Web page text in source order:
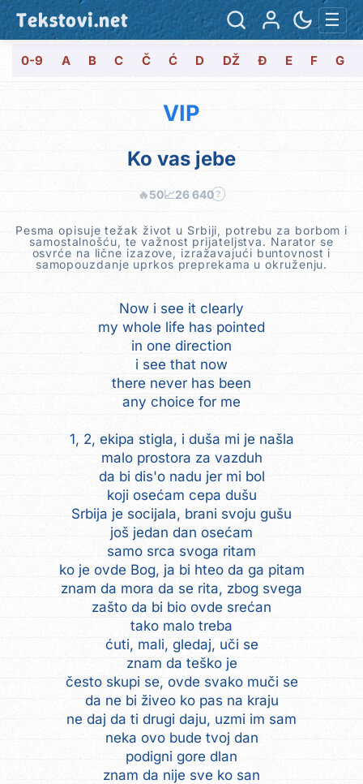
Tekstovi.net ☰
0-9 A B C Č Ć D DŽ Đ E F G
VIP
Ko vas jebe
🔥50📈26 640 ?
Pesma opisuje težak život u Srbiji, potrebu za borbom i
samostalnošću, te važnost prijateljstva. Narator se
osvrće na lične izazove, izražavajući buntovnost i
samopouzdanje uprkos preprekama u okruženju.
Now i see it clearly
my whole life has pointed
in one direction
i see that now
there never has been
any choice for me
1, 2, ekipa stigla, i duša mi je našla
malo prostora za vazduh
da bi dis'o nadu jer mi bol
koji osećam cepa dušu
Srbija je socijala, brani svoju gušu
još jedan dan osećam
samo srca svoga ritam
ko je ovde Bog, ja bi hteo da ga pitam
znam da mora da se rita, zbog svega
zašto da bi bio ovde srećan
tako malo treba
ćuti, mali, gledaj, uči se
znam da teško je
često skupi se, ovde svako muči se
da ne bi živeo ko pas na kraju
ne daj da ti drugi daju, uzmi im sam
neka ovo bude tvoj dan
podigni gore dlan
znam da nije sve ko san